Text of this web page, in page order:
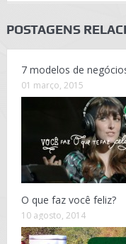
POSTAGENS
7 modelos de
01 março, 2015
O que faz você feliz?
10 agosto, 2014